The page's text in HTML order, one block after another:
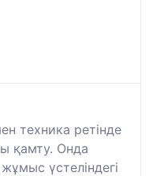
техника ретінде
қамту. Онда
үстеліндегі